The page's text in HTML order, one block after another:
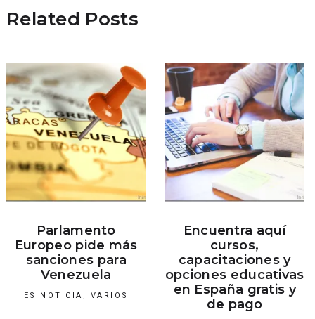
Related Posts
Parlamento
Europeo pide más
sanciones para
Venezuela
ES NOTICIA , VARIOS
Encuentra aquí
cursos,
capacitaciones y
opciones educativas
en España gratis y
de pago